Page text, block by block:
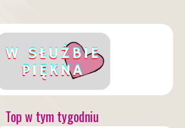
Top w tym tygodniu